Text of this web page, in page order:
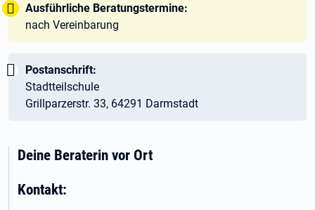
Tipp:
Ausführliche Beratungstermine:
nach Vereinbarung
Wichtig:
Postanschrift:
Stadtteilschule
Grillparzerstr. 33, 64291 Darmstadt
Deine Beraterin vor Ort
Kontakt: